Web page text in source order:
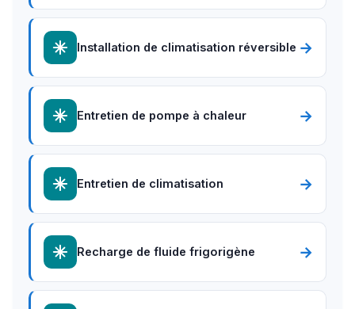
Installation de climatisation réversible →
Entretien de pompe à chaleur →
Entretien de climatisation →
Recharge de fluide frigorigène →